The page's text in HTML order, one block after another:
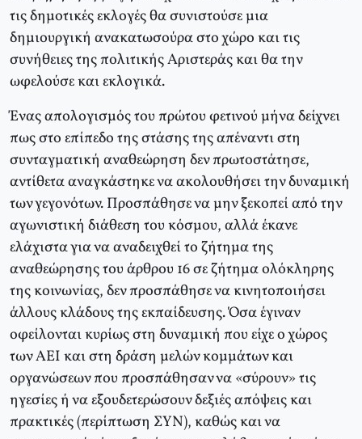
τις δημοτικές εκλογές θα συνιστούσε μια
δημιουργική ανακατωσούρα στο χώρο και τις
συνήθειες της πολιτικής Aριστεράς και θα την
ωφελούσε και εκλογικά.
Ένας απολογισμός του πρώτου φετινού μήνα δείχνει
πως στο επίπεδο της στάσης της απέναντι στη
συνταγματική αναθεώρηση δεν πρωτοστάτησε,
αντίθετα αναγκάστηκε να ακολουθήσει την δυναμική
των γεγονότων. Προσπάθησε να μην ξεκοπεί από την
αγωνιστική διάθεση του κόσμου, αλλά έκανε
ελάχιστα για να αναδειχθεί το ζήτημα της
αναθεώρησης του άρθρου 16 σε ζήτημα ολόκληρης
της κοινωνίας, δεν προσπάθησε να κινητοποιήσει
άλλους κλάδους της εκπαίδευσης. Όσα έγιναν
οφείλονται κυρίως στη δυναμική που είχε ο χώρος
των AEI και στη δράση μελών κομμάτων και
οργανώσεων που προσπάθησαν να «σύρουν» τις
ηγεσίες ή να εξουδετερώσουν δεξιές απόψεις και
πρακτικές (περίπτωση ΣYN), καθώς και να